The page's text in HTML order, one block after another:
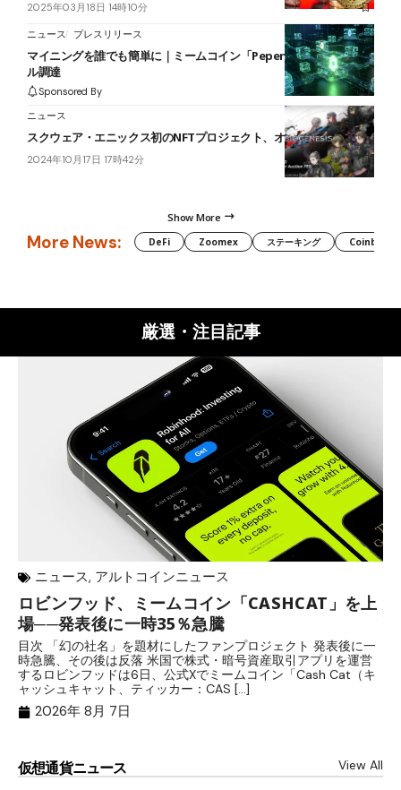
2025年03月18日 14時10分
ニュース プレスリリース
マイニングを誰でも簡単に｜ミームコイン「Pepenode」が200万ド
ル調達
Sponsored By
ニュース
スクウェア・エニックス初のNFTプロジェクト、オークション開催
2024年10月17日 17時42分
Show More
More News: DeFi Zoomex ステーキング Coinbase
厳選・注目記事
ニュース, アルトコインニュース
ロビンフッド、ミームコイン「CASHCAT」を上
場──発表後に一時35％急騰
目次 「幻の社名」を題材にしたファンプロジェクト 発表後に一
時急騰、その後は反落 米国で株式・暗号資産取引アプリを運営
するロビンフッドは6日、公式Xでミームコイン「Cash Cat（キ
ャッシュキャット、ティッカー：CAS […]
2026年 8月 7日
仮想通貨ニュース View All